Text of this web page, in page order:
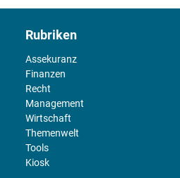
Rubriken
Assekuranz
Finanzen
Recht
Management
Wirtschaft
Themenwelt
Tools
Kiosk